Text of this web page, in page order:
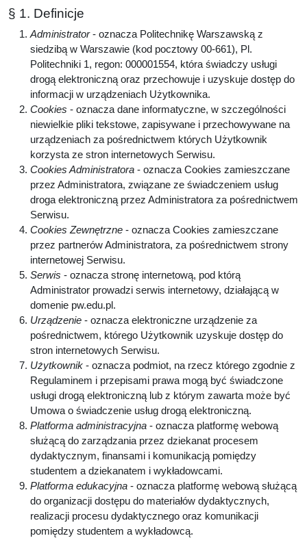
§ 1. Definicje
Administrator- oznacza Politechnikę Warszawską z
siedzibą w Warszawie (kod pocztowy 00-661), Pl.
Politechniki 1, regon: 000001554, która świadczy usługi
drogą elektroniczną oraz przechowuje i uzyskuje dostęp do
informacji w urządzeniach Użytkownika.
Cookies - oznacza dane informatyczne, w szczególności
niewielkie pliki tekstowe, zapisywane i przechowywane na
urządzeniach za pośrednictwem których Użytkownik
korzysta ze stron internetowych Serwisu.
Cookies Administratora - oznacza Cookies zamieszczane
przez Administratora, związane ze świadczeniem usług
droga elektroniczną przez Administratora za pośrednictwem
Serwisu.
Cookies Zewnętrzne - oznacza Cookies zamieszczane
przez partnerów Administratora, za pośrednictwem strony
internetowej Serwisu.
Serwis - oznacza stronę internetową, pod którą
Administrator prowadzi serwis internetowy, działającą w
domenie pw.edu.pl.
Urządzenie - oznacza elektroniczne urządzenie za
pośrednictwem, którego Użytkownik uzyskuje dostęp do
stron internetowych Serwisu.
Użytkownik - oznacza podmiot, na rzecz którego zgodnie z
Regulaminem i przepisami prawa mogą być świadczone
usługi drogą elektroniczną lub z którym zawarta może być
Umowa o świadczenie usług drogą elektroniczną.
Platforma administracyjna - oznacza platformę webową
służącą do zarządzania przez dziekanat procesem
dydaktycznym, finansami i komunikacją pomiędzy
studentem a dziekanatem i wykładowcami.
Platforma edukacyjna - oznacza platformę webową służącą
do organizacji dostępu do materiałów dydaktycznych,
realizacji procesu dydaktycznego oraz komunikacji
pomiędzy studentem a wykładowcą.